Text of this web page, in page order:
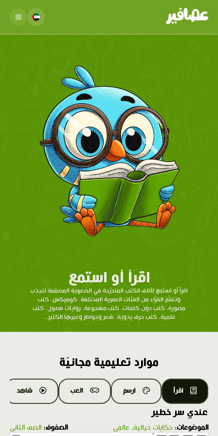
اقرأ أو استمع
اقرأ أو استمع لآلاف الكتب المتدرّحة في الصعوبة المصمّمة لتجذب
وتعلّم القرّاء من الفئات العمرية المختلفة. كوميكس، كتب
مصورة، كتب دون كلمات، كتب مسجوعة، روايات فصول، كتب
علمية، كتب حرف يدوية، شعر وخواطر وغيرها الكثير...
موارد تعليمية مجانيّة
اقرأ ارسم العب شاهد
عندي سر خطير
الموضوعات: حكايات خيالية، عالمي الصفوف: الصف الثاني